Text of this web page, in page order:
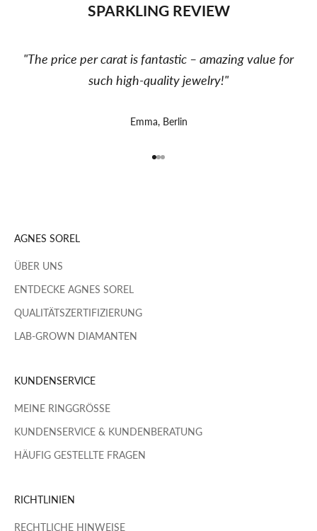
SPARKLING REVIEW
"The price per carat is fantastic – amazing value for
such high-quality jewelry!"
Emma, Berlin
Gehe zu Element 1
Gehe zu Element 2
Gehe zu Element 3
AGNES SOREL
ÜBER UNS
ENTDECKE AGNES SOREL
QUALITÄTSZERTIFIZIERUNG
LAB-GROWN DIAMANTEN
KUNDENSERVICE
MEINE RINGGRÖSSE
KUNDENSERVICE & KUNDENBERATUNG
HÄUFIG GESTELLTE FRAGEN
RICHTLINIEN
RECHTLICHE HINWEISE